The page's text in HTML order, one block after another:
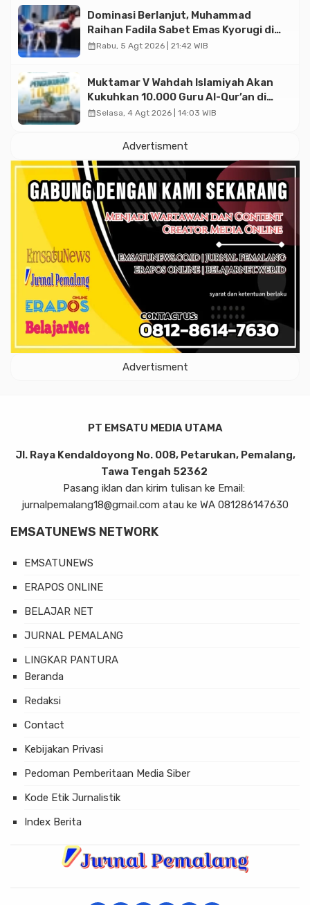
Dominasi Berlanjut, Muhammad
Raihan Fadila Sabet Emas Kyorugi di
Asian Taekwondo Indonesia Open
calendar_monthRabu, 5 Agt 2026 | 21:42 WIB
Muktamar V Wahdah Islamiyah Akan
Kukuhkan 10.000 Guru Al-Qur’an di
Masjid Istiqlal
calendar_monthSelasa, 4 Agt 2026 | 14:03 WIB
Advertisment
Advertisment
PT EMSATU MEDIA UTAMA
Jl. Raya Kendaldoyong No. 008, Petarukan, Pemalang,
Tawa Tengah 52362
Pasang iklan dan kirim tulisan ke Email:
jurnalpemalang18@gmail.com atau ke WA 081286147630
EMSATUNEWS NETWORK
EMSATUNEWS
ERAPOS ONLINE
BELAJAR NET
JURNAL PEMALANG
LINGKAR PANTURA
Beranda
Redaksi
Contact
Kebijakan Privasi
Pedoman Pemberitaan Media Siber
Kode Etik Jurnalistik
Index Berita